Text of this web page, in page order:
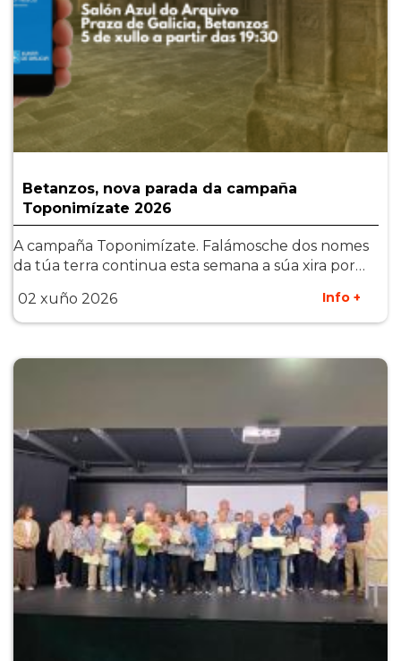
Betanzos, nova parada da campaña
Toponimízate 2026
A campaña Toponimízate. Falámosche dos nomes
da túa terra continua esta semana a súa xira por…
02 xuño 2026
Info +